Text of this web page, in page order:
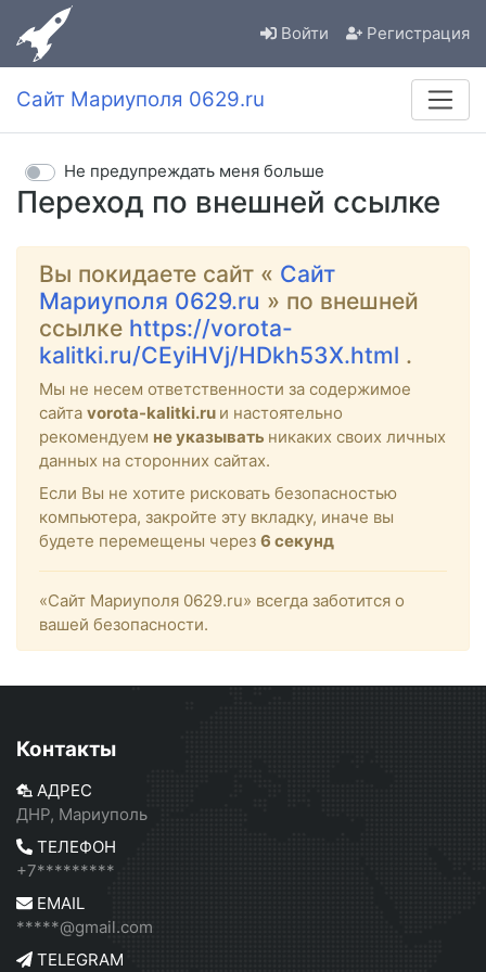
Войти Регистрация
Сайт Мариуполя 0629.ru
Переход по внешней ссылке
Не предупреждать меня больше
Вы покидаете сайт « Сайт
Мариуполя 0629.ru » по внешней
ссылке https://vorota-
kalitki.ru/CEyiHVj/HDkh53X.html .
Мы не несем ответственности за содержимое
сайта vorota-kalitki.ru и настоятельно
рекомендуем не указывать никаких своих личных
данных на сторонних сайтах.
Если Вы не хотите рисковать безопасностью
компьютера, закройте эту вкладку, иначе вы
будете перемещены через 6 секунд
«Сайт Мариуполя 0629.ru» всегда заботится о
вашей безопасности.
Контакты
АДРЕС
ДНР, Мариуполь
ТЕЛЕФОН
+7*********
EMAIL
*****@gmail.com
TELEGRAM